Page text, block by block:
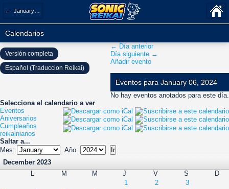
← January 2024
Calendarios
← Día anterior
Día siguiente →
Añadir evento
Eventos para January 06, 2024
No hay eventos anotados para este día.
Selecciona el calendario a ver
Eventos
Aniversarios
Cumpleaños
reikainianos
Saltar a...
Mes:
Año:
December 2023
L
M M J V S
D
1
2
3
Versión completa
Español (Traduccion Reikai)